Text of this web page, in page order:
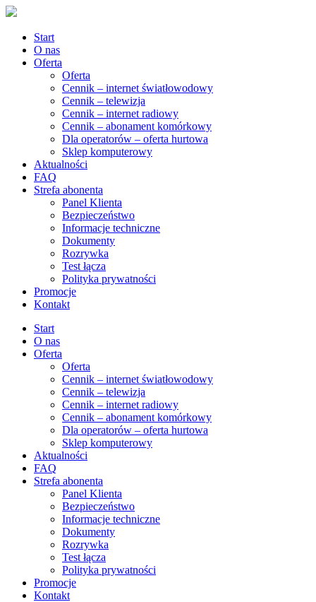
Start
O nas
Oferta
Oferta
Cennik – internet światłowodowy
Cennik – telewizja
Cennik – internet radiowy
Cennik – abonament komórkowy
Dla operatorów – oferta hurtowa
Sklep komputerowy
Aktualności
FAQ
Strefa abonenta
Panel Klienta
Bezpieczeństwo
Informacje techniczne
Dokumenty
Rozrywka
Test łącza
Polityka prywatności
Promocje
Kontakt
Start
O nas
Oferta
Oferta
Cennik – internet światłowodowy
Cennik – telewizja
Cennik – internet radiowy
Cennik – abonament komórkowy
Dla operatorów – oferta hurtowa
Sklep komputerowy
Aktualności
FAQ
Strefa abonenta
Panel Klienta
Bezpieczeństwo
Informacje techniczne
Dokumenty
Rozrywka
Test łącza
Polityka prywatności
Promocje
Kontakt